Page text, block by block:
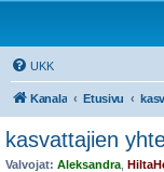
UKK
Kanala Etusivu
kasvattajien
Valvojat: Aleksandra